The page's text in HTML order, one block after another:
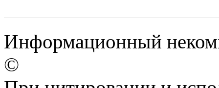
Информационный
©